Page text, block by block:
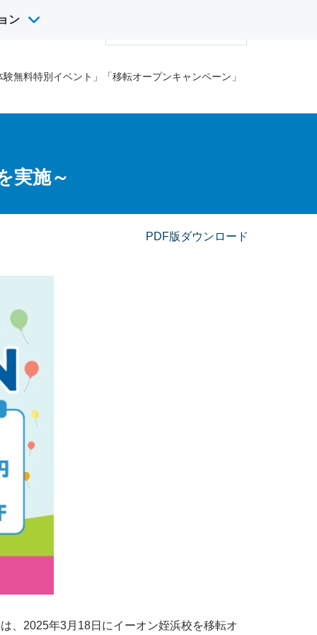
内
ン
料特別イベント」「移転オープンキャンペーン」
実施～
PDF版ダウンロード
、2025年3月18日にイーオン姪浜校を移転オ